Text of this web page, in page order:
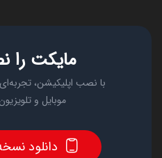
مایکت را
با نصب اپلیکیشن،
موبایل و
دانلود